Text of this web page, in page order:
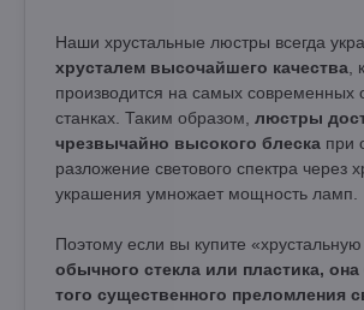
Наши хрустальные люстры всегда
хрусталем высочайшего качества
производится на самых современных
станках. Таким образом, люстры
чрезвычайно высокого блеска при
разложение светового спектра через
украшения умножает мощность ламп.
Поэтому если вы купите
обычного стекла или пластика,
того существенного преломления